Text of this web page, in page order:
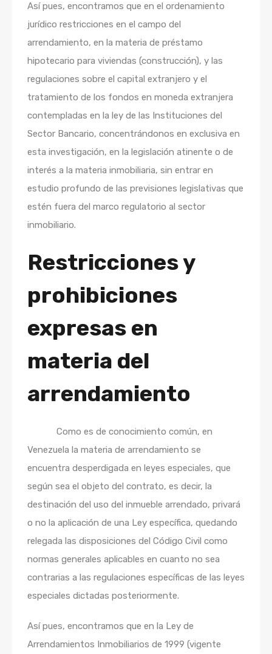
Así pues, encontramos que en el ordenamiento
jurídico restricciones en el campo del
arrendamiento, en la materia de préstamo
hipotecario para viviendas (construcción), y las
regulaciones sobre el capital extranjero y el
tratamiento de los fondos en moneda extranjera
contempladas en la ley de las Instituciones del
Sector Bancario, concentrándonos en exclusiva en
esta investigación, en la legislación atinente o de
interés a la materia inmobiliaria, sin entrar en
estudio profundo de las previsiones legislativas que
estén fuera del marco regulatorio al sector
inmobiliario.
Restricciones y
prohibiciones
expresas en
materia del
arrendamiento
Como es de conocimiento común, en
Venezuela la materia de arrendamiento se
encuentra desperdigada en leyes especiales, que
según sea el objeto del contrato, es decir, la
destinación del uso del inmueble arrendado, privará
o no la aplicación de una Ley específica, quedando
relegada las disposiciones del Código Civil como
normas generales aplicables en cuanto no sea
contrarias a las regulaciones específicas de las leyes
especiales dictadas posteriormente.
Así pues, encontramos que en la Ley de
Arrendamientos Inmobiliarios de 1999 (vigente